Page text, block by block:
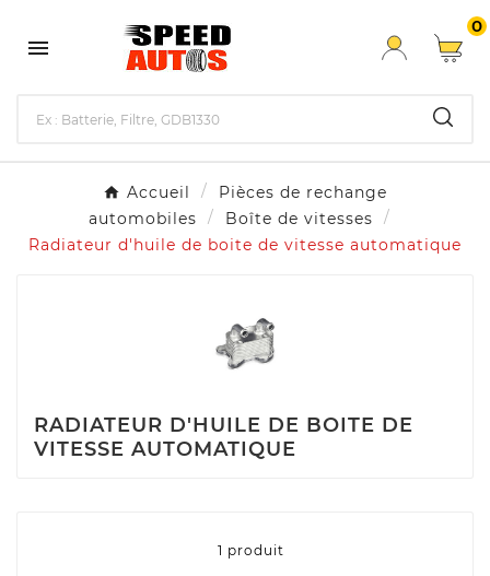

0
Accueil
Pièces de rechange
automobiles
Boîte de vitesses
Radiateur d'huile de boite de vitesse automatique
RADIATEUR D'HUILE DE BOITE DE
VITESSE AUTOMATIQUE
1 produit